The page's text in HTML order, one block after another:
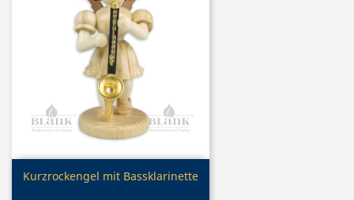
Vorschau
Kurzrockengel mit Bassklarinette